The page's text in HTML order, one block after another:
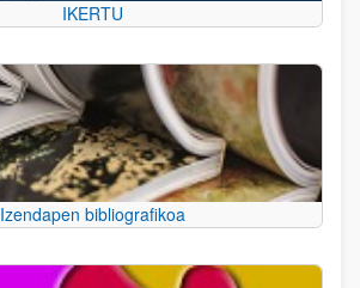
IKERTU
Izendapen bibliografikoa